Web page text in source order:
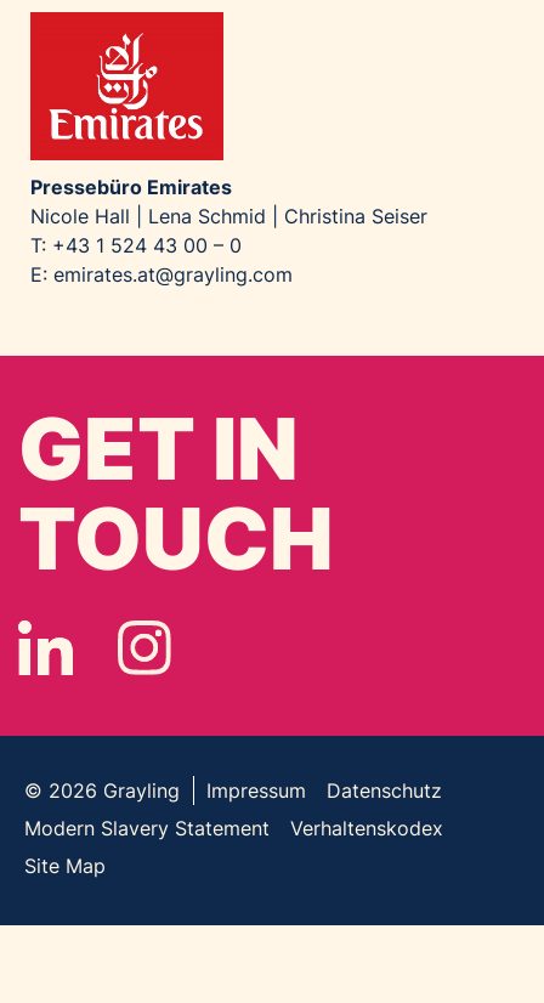
Pressebüro Emirates
Nicole Hall | Lena Schmid | Christina Seiser
T: +43 1 524 43 00 – 0
E: emirates.at@grayling.com
GET IN
TOUCH
© 2026 Grayling Impressum
Datenschutz
Modern Slavery Statement
Verhaltenskodex
Site Map